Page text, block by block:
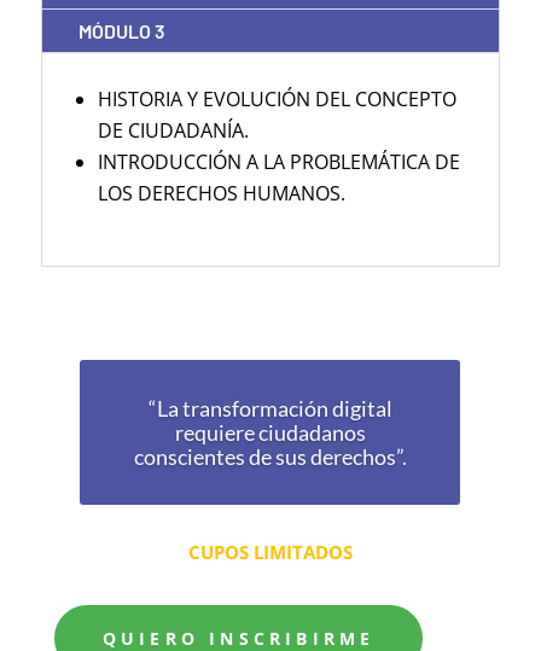
MÓDULO 3
HISTORIA Y EVOLUCIÓN DEL CONCEPTO
DE CIUDADANÍA.
INTRODUCCIÓN A LA PROBLEMÁTICA DE
LOS DERECHOS HUMANOS.
“La transformación digital
requiere ciudadanos
conscientes de sus derechos”.
CUPOS LIMITADOS
QUIERO INSCRIBIRME